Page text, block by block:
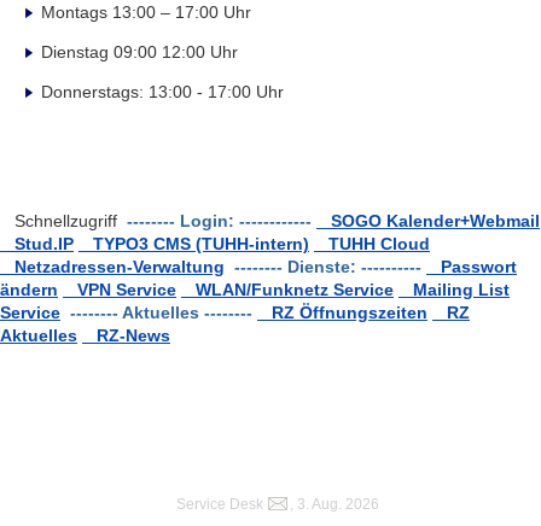
Montags 13:00 – 17:00 Uhr
Dienstag 09:00 12:00 Uhr
Donnerstags: 13:00 - 17:00 Uhr
Schnellzugriff -------- Login: ------------
SOGO Kalender+Webmail
Stud.IP
TYPO3 CMS (TUHH-intern)
TUHH Cloud
Netzadressen-Verwaltung -------- Dienste: ----------
Passwort
ändern
VPN Service WLAN/Funknetz Service
Mailing List
Service -------- Aktuelles -------- RZ Öffnungszeiten
RZ
Aktuelles
RZ-News
Service Desk , 3. Aug. 2026